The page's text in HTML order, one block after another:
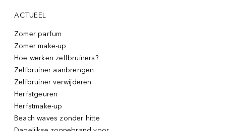
ACTUEEL
Zomer parfum
Zomer make-up
Hoe werken zelfbruiners?
Zelfbruiner aanbrengen
Zelfbruiner verwijderen
Herfstgeuren
Herfstmake-up
Beach waves zonder hitte